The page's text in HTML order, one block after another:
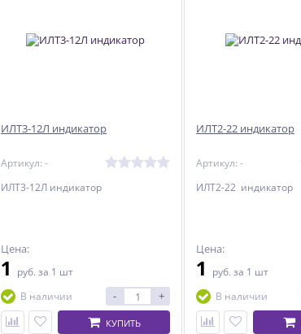
ИЛТ3-12Л индикатор
Артикул: -
ИЛТ3-12Л индикатор
Цена:
1 руб. за 1 шт
В наличии
- +
КУПИТЬ
ИЛТ2-22 индикатор
Артикул: -
ИЛТ2-22 индикатор
Цена:
1 руб. за 1 шт
В наличии